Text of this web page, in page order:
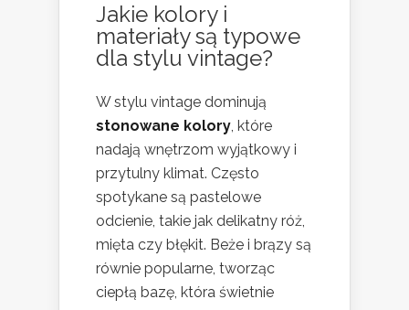
Jakie kolory i
materiały są typowe
dla stylu vintage?
W stylu vintage dominują
stonowane kolory, które
nadają wnętrzom wyjątkowy i
przytulny klimat. Często
spotykane są pastelowe
odcienie, takie jak delikatny róż,
mięta czy błękit. Beże i brązy są
równie popularne, tworząc
ciepłą bazę, która świetnie